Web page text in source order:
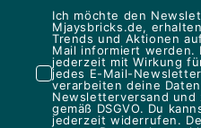
Ich möchte den
Mjaysbricks.de,
Trends und Aktionen
Mail informiert werden.
jederzeit mit Wirkung
jedes E-Mail-
verarbeiten deine
Newsletterversand und
gemäß DSGVO. Du
jederzeit widerrufen.